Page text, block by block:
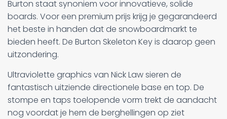
Burton staat synoniem voor innovatieve, solide
boards. Voor een premium prijs krijg je gegarandeerd
het beste in handen dat de snowboardmarkt te
bieden heeft. De Burton Skeleton Key is daarop geen
uitzondering.
Ultraviolette graphics van Nick Law sieren de
fantastisch uitziende directionele base en top. De
stompe en taps toelopende vorm trekt de aandacht
nog voordat je hem de berghellingen op ziet